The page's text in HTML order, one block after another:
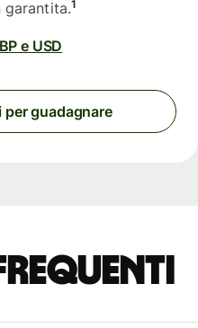
garantita.1
e USD
guadagnare